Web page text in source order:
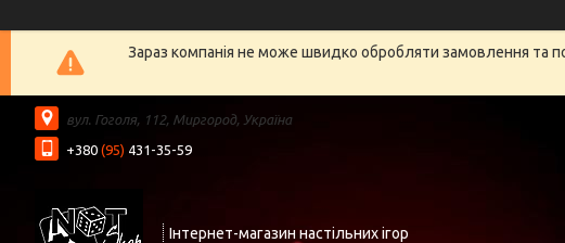
Зараз компанія не може швидко обробляти замовлення та
вул. Гоголя, 112, Миргород, Україна
+380 (95) 431-35-59
Інтернет-магазин настільних ігор